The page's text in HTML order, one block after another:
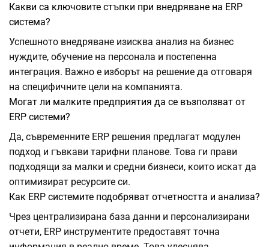
Какви са ключовите стъпки при внедряване на ERP
система?
Успешното внедряване изисква анализ на бизнес
нуждите, обучение на персонала и постепенна
интеграция. Важно е изборът на решение да отговаря
на специфичните цели на компанията.
Могат ли малките предприятия да се възползват от
ERP системи?
Да, съвременните ERP решения предлагат модулен
подход и гъвкави тарифни планове. Това ги прави
подходящи за малки и средни бизнеси, които искат да
оптимизират ресурсите си.
Как ERP системите подобряват отчетността и анализа?
Чрез централизирана база данни и персонализирани
отчети, ERP инструментите предоставят точна